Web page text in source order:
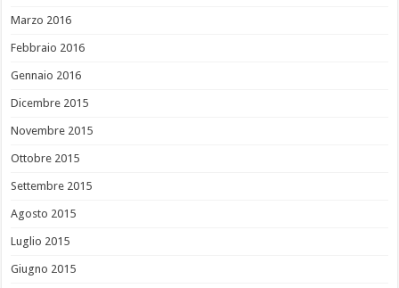
Marzo 2016
Febbraio 2016
Gennaio 2016
Dicembre 2015
Novembre 2015
Ottobre 2015
Settembre 2015
Agosto 2015
Luglio 2015
Giugno 2015